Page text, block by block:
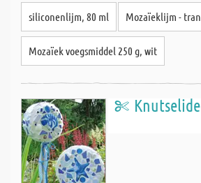
siliconenlijm, 80 ml Mozaïeklijm -
Mozaïek voegsmiddel 250 g, wit